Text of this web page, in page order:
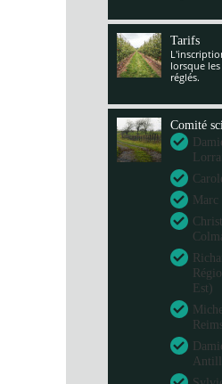
Tarifs
lorsque
réglés.
Comité
Est)